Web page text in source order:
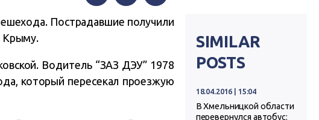
FacebookTwitterTelegram
Пострадавшие получили
Крыму.
Водитель “ЗАЗ ДЭУ” 1978
который пересекал проезжую
SIMILAR
POSTS
18.04.2016 | 15:04
В Хмельницкой области
перевернулся автобус: